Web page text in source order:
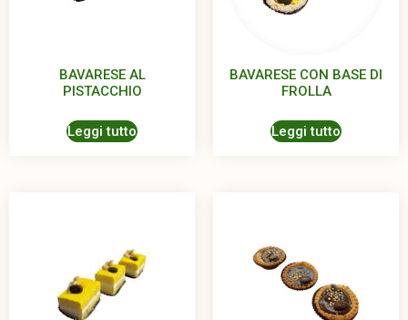
BAVARESE AL
PISTACCHIO
Leggi tutto
BAVARESE CON BASE DI
FROLLA
Leggi tutto